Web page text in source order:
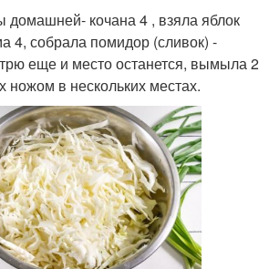
домашней- кочана 4 , взяла яблок
4, собрала помидор (сливок) -
еще и место останется, вымыла 2
ножом в нескольких местах.